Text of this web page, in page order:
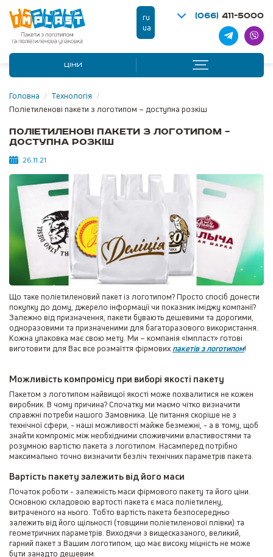
ru
ua
(066) 411-5000
ЦІНИ
Головна / Технологія /
Поліетиленові пакети з логотипом – доступна розкіш
Поліетиленові пакети з логотипом –
доступна розкіш
26.11.21
Що таке поліетиленовий пакет із логотипом? Просто спосіб донести
покупку до дому, джерело інформації чи показник іміджу компанії?
Залежно від призначення, пакети бувають дешевими та дорогими,
одноразовими та призначеними для багаторазового використання.
Кожна упаковка має свою мету. Ми – компанія «Імпласт» готові
виготовити для Вас все розмаїття фірмових пакетів з логотипом!
Можливість компромісу при виборі якості пакету
Пакетом з логотипом найвищої якості може похвалитися не кожен
виробник. В чому причина? Спочатку ми маємо чітко визначити
справжні потреби нашого Замовника. Це питання скоріше не з
технічної сфери, - наші можливості майже безмежні, - а в тому, щоб
знайти компроміс між необхідними споживчими властивостями та
розумною вартістю пакета з логотипом. Насамперед потрібно
максимально точно визначити безліч технічних параметрів пакета.
Вартість пакету залежить від його маси
Початок роботи - залежність маси фірмового пакету та його ціни.
Основною складовою вартості пакета є маса поліетилену,
витраченого на нього. Тобто вартість пакета безпосередньо
залежить від його щільності (товщини поліетиленової плівки) та
геометричних параметрів. Виходячи з вищесказаного, великий,
гарний пакет з Вашим логотипом, що має високу міцність не може
бути занадто дешевим.